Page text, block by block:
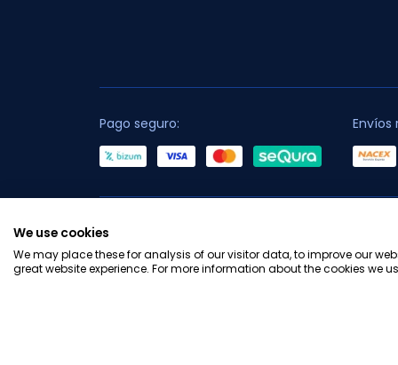
Pago seguro: Envíos
We use cookies
We may place these for analysis of our visitor data, to improve our
great website experience. For more information about the cookies we